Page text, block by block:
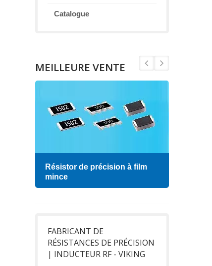
Catalogue
MEILLEURE VENTE
Résistor de précision à film
mince
FABRICANT DE
RÉSISTANCES DE PRÉCISION
| INDUCTEUR RF - VIKING